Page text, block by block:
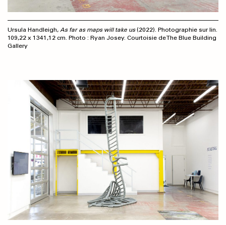
Ursula Handleigh, As far as maps will take us(2022). Photographie sur lin.
109,22 x 1341,12 cm. Photo : Ryan Josey. Courtoisie de The Blue Building
Gallery